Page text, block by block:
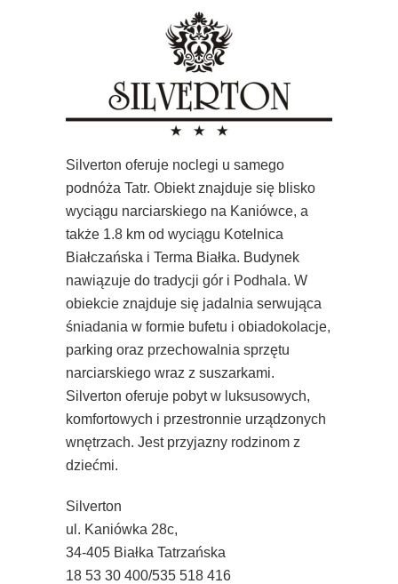
Silverton oferuje noclegi u samego
podnóża Tatr. Obiekt znajduje się blisko
wyciągu narciarskiego na Kaniówce, a
także 1.8 km od wyciągu Kotelnica
Białczańska i Terma Białka. Budynek
nawiązuje do tradycji gór i Podhala. W
obiekcie znajduje się jadalnia serwująca
śniadania w formie bufetu i obiadokolacje,
parking oraz przechowalnia sprzętu
narciarskiego wraz z suszarkami.
Silverton oferuje pobyt w luksusowych,
komfortowych i przestronnie urządzonych
wnętrzach. Jest przyjazny rodzinom z
dziećmi.
Silverton
ul. Kaniówka 28c,
34-405 Białka Tatrzańska
18 53 30 400/535 518 416